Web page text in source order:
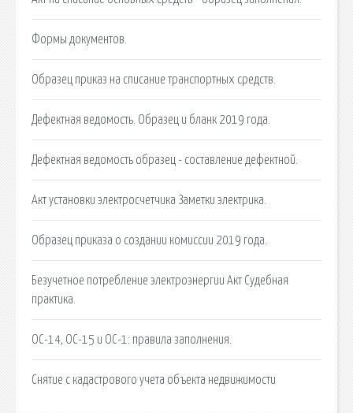
Формы документов.
Образец приказ на списание транспортных средств.
Дефектная ведомость. Образец и бланк 2019 года.
Дефектная ведомость образец - составление дефектной.
Акт установки электросчетчика Заметки электрика.
Образец приказа о создании комиссии 2019 года.
Безучетное потребление электроэнергии Акт Судебная
практика.
ОС-14, ОС-15 и ОС-1: правила заполнения.
Снятие с кадастрового учета объекта недвижимости